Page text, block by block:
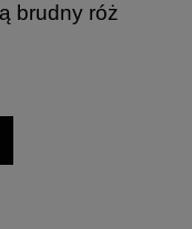
brudny róż